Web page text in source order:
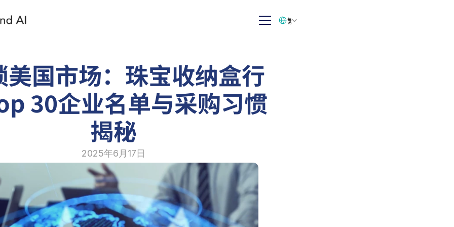
美国市场：珠宝收纳盒行
30企业名单与采购习惯
揭秘
2025年6月17日
繁体中文